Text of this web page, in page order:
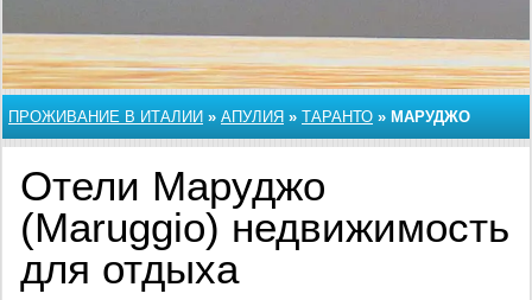
ПРОЖИВАНИЕ В ИТАЛИИ » АПУЛИЯ » ТАРАНТО » МАРУДЖО
Отели Маруджо
(Maruggio) недвижимость
для отдыха